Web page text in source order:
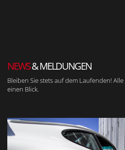
NEWS& MELDUNGEN
Bleiben Sie stets auf dem Laufenden! Alle
einen Blick.